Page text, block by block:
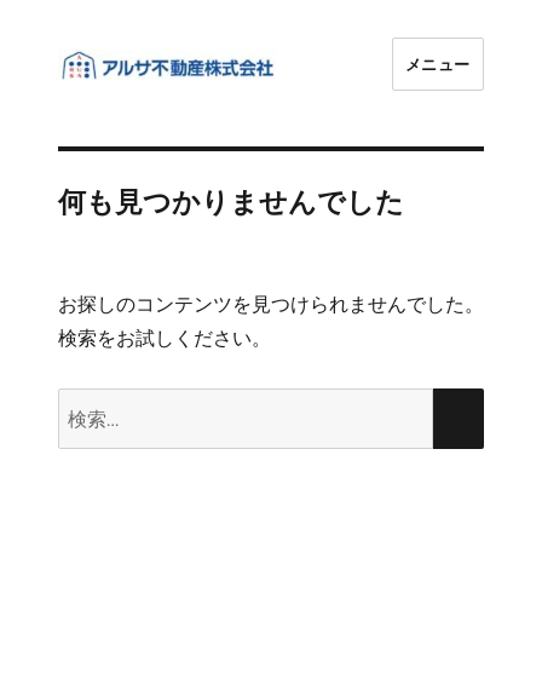
メニュー
何も見つかりませんでした
お探しのコンテンツを見つけられませんでした。
検索をお試しください。
索